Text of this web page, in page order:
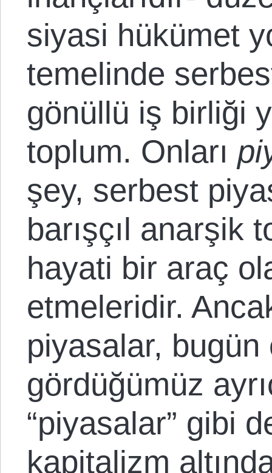
siyasi hükümet
temelinde
gönüllü iş birliği
toplum. Onları
şey, serbest
barışçıl anarşik
hayati bir araç
etmeleridir.
piyasalar, bugün
gördüğümüz
“piyasalar” gibi
kapitalizm